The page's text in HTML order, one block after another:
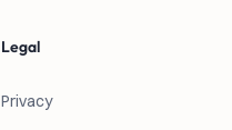
Legal
Privacy